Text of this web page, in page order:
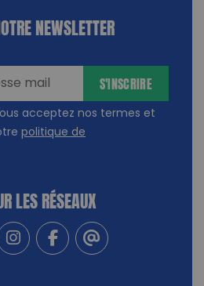
NEWSLETTER
acceptez nos termes et
politique de
S'INSCRIRE
LES RÉSEAUX